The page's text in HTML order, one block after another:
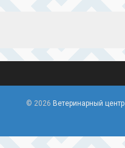
© 2026 Ветеринарный центр